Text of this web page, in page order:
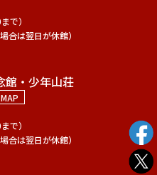
で）
合は翌日が休館）
館・少年山荘
MAP
で）
合は翌日が休館）